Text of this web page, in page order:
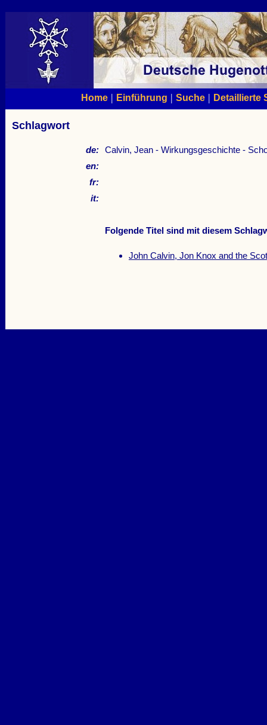
Home| Einführung | Suche| Detaillierte
Schlagwort
de: Calvin, Jean - Wirkungsgeschichte -
en:
fr:
it:
Folgende Titel sind mit diesem
John Calvin, Jon Knox and the